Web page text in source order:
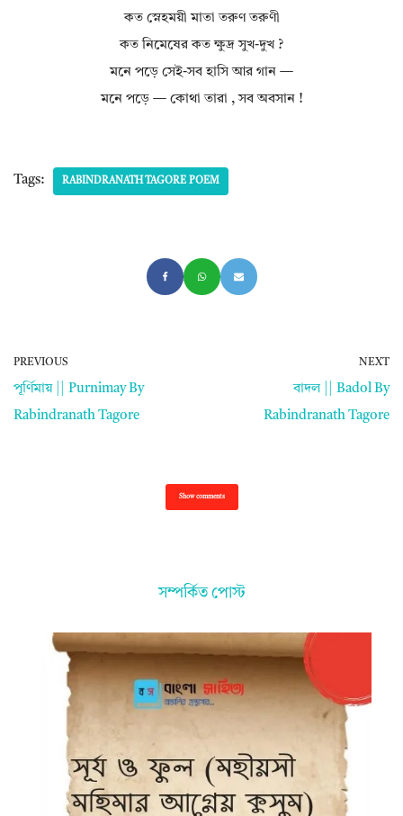
কত স্নেহময়ী মাতা তরুণ তরুণী
কত নিমেষের কত ক্ষুদ্র সুখ-দুখ ?
মনে পড়ে সেই-সব হাসি আর গান —
মনে পড়ে — কোথা তারা , সব অবসান !
Tags: RABINDRANATH TAGORE POEM
PREVIOUS
পূর্ণিমায় || Purnimay By
Rabindranath Tagore
NEXT
বাদল || Badol By
Rabindranath Tagore
Show comments
সম্পর্কিত পোস্ট